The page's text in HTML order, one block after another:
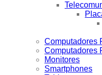
Computadores
Computadores
Monitores
Smartphones